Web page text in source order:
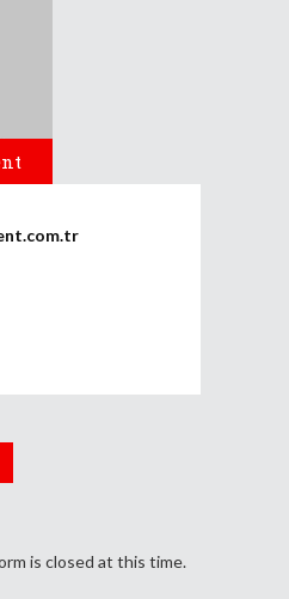
is closed at this time.